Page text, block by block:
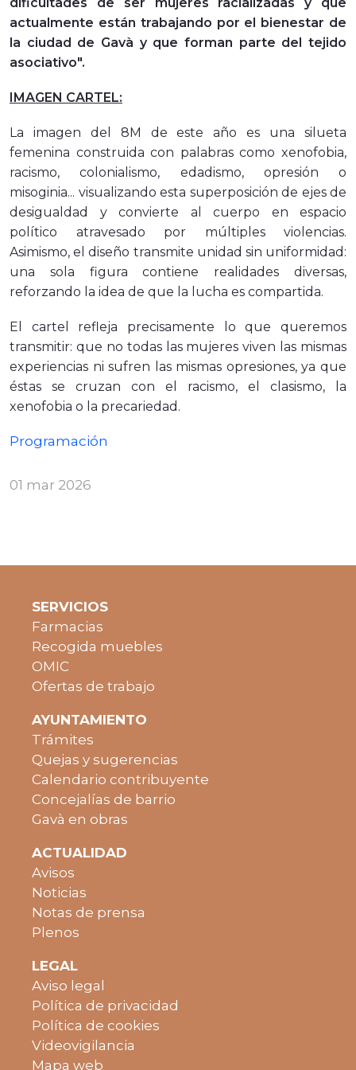
actualmente están trabajando por el bienestar de
la ciudad de Gavà y que forman parte del tejido
asociativo".
IMAGEN CARTEL:
La imagen del 8M de este año es una silueta
femenina construida con palabras como xenofobia,
racismo, colonialismo, edadismo, opresión o
misoginia... visualizando esta superposición de ejes de
desigualdad y convierte al cuerpo en espacio
político atravesado por múltiples violencias.
Asimismo, el diseño transmite unidad sin uniformidad:
una sola figura contiene realidades diversas,
reforzando la idea de que la lucha es compartida.
El cartel refleja precisamente lo que queremos
transmitir: que no todas las mujeres viven las mismas
experiencias ni sufren las mismas opresiones, ya que
éstas se cruzan con el racismo, el clasismo, la
xenofobia o la precariedad.
Programación
01 mar 2026
SERVICIOS
Farmacias
Recogida muebles
OMIC
Ofertas de trabajo
AYUNTAMIENTO
Trámites
Quejas y sugerencias
Calendario contribuyente
Concejalías de barrio
Gavà en obras
ACTUALIDAD
Avisos
Noticias
Notas de prensa
Plenos
LEGAL
Aviso legal
Política de privacidad
Política de cookies
Videovigilancia
Mapa web